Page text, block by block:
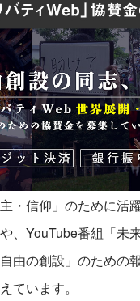
主・信仰」のために活
、YouTube番組「未
由の創設」のための
ています。